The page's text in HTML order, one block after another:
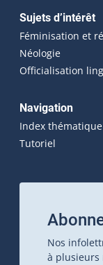
Sujets d’intérêt
Féminisation et
Néologie
Officialisation
Navigation
Index thématique
Tutoriel
Nos
à plusieurs